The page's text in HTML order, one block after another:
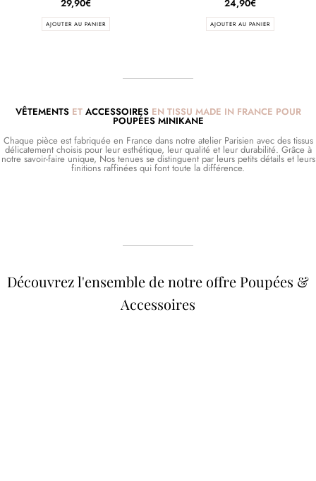
29,90€
AJOUTER AU PANIER
24,90€
AJOUTER AU PANIER
VÊTEMENTSET ACCESSOIRESEN TISSU MADE IN FRANCE POUR
POUPÉES MINIKANE
Chaque pièce est fabriquée en France dans notre atelier Parisien avec des tissus
délicatement choisis pour leur esthétique, leur qualité et leur durabilité. Grâce à
notre savoir-faire unique, Nos tenues se distinguent par leurs petits détails et leurs
finitions raffinées qui font toute la différence.
Découvrez l'ensemble de notre offre Poupées &
Accessoires